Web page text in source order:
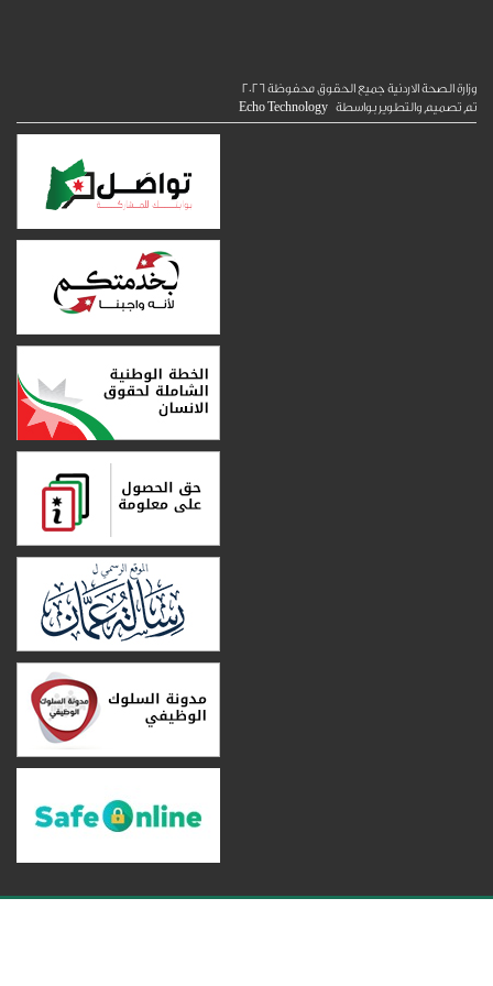
الصحة الاردنية جميع الحقوق محفوظة2026
والتطوير بواسطة Echo Technology